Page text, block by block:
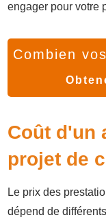
engager pour votre
Combien
Coût d'un
projet de
Le prix des
dépend de